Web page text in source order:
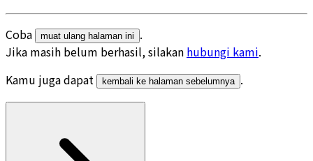
Coba muat ulang halaman ini
.
Jika masih belum berhasil, silakan hubungi kami.
Kamu juga dapat
kembali ke halaman sebelumnya .